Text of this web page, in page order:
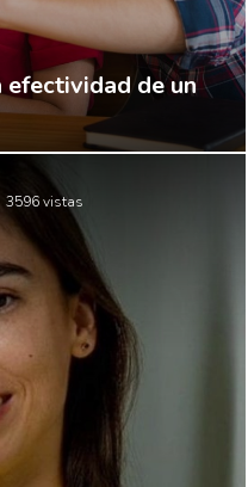
de un
3596 vistas